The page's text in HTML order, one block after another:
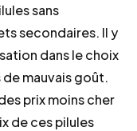
sans
secondaires. Il y
dans le choix
mauvais goût.
prix moins cher
de ces pilules